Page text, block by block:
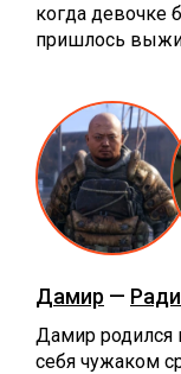
когда девочке
пришлось
Дамир —
Дамир родился
себя чужаком